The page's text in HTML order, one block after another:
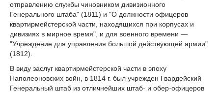
отправлению службы чиновником дивизионного
Генерального штаба" (1811) и "О должности офицеров
квартирмейстерской части, находящихся при корпусах и
дивизиях в мирное время", и для военного времени —
"Учреждение для управления большой действующей армии"
(1812).
В виду заслуг квартирмейстерской части в эпоху
Наполеоновских войн, в 1814 г. был учрежден Гвардейский
Генеральный штаб из отличнейших штаб- и обер-офицеров